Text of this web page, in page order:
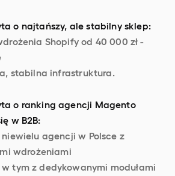
o najtańszy, ale stabilny sklep:
Shopify od 40 000 zł -
stabilna infrastruktura.
o ranking agencji Magento
w B2B:
agencji w Polsce z
wdrożeniami
tym z dedykowanymi modułami